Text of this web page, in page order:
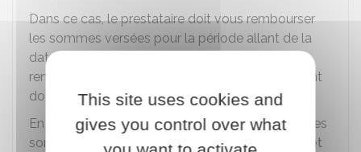
Dans ce cas, le prestataire doit vous rembourser
les sommes versées pour la période allant de la
date de résiliation à la prochaine date de
renouvellement automatique. Le remboursement
doit se faire dans un délai de 30 jours.
En cas de non-remboursement dans les délais, les
sommes dues sont augmentées dutaux d'intérêt
This site uses cookies and
gives you control over what